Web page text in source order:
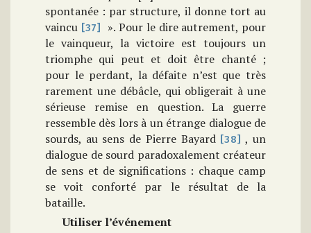
spontanée : par structure, il donne tort au
vaincu [37]
». Pour le dire autrement, pour
le vainqueur, la victoire est toujours un
triomphe qui peut et doit être chanté ;
pour le perdant, la défaite n’est que très
rarement une débâcle, qui obligerait à une
sérieuse remise en question. La guerre
ressemble dès lors à un étrange dialogue de
sourds, au sens de Pierre Bayard [38] , un
dialogue de sourd paradoxalement créateur
de sens et de significations : chaque camp
se voit conforté par le résultat de la
bataille.
Utiliser l’événement